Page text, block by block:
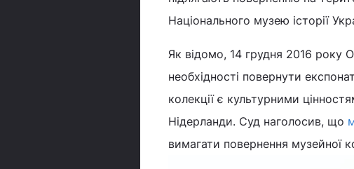
Національного музею історії
Як відомо, 14 грудня 2016
необхідності повернути
колекції є культурними
Нідерланди. Суд наголосив, що
вимагати повернення музейної